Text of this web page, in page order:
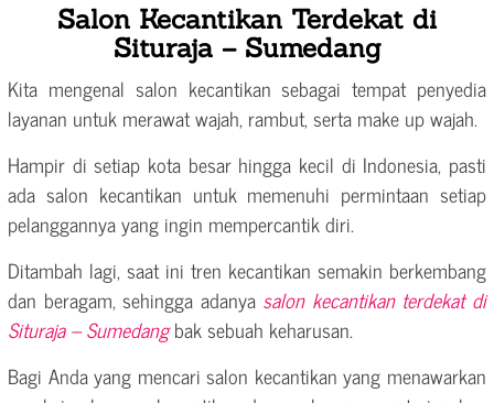
Salon Kecantikan Terdekat di
Situraja – Sumedang
Kita mengenal salon kecantikan sebagai tempat penyedia
layanan untuk merawat wajah, rambut, serta make up wajah.
Hampir di setiap kota besar hingga kecil di Indonesia, pasti
ada salon kecantikan untuk memenuhi permintaan setiap
pelanggannya yang ingin mempercantik diri.
Ditambah lagi, saat ini tren kecantikan semakin berkembang
dan beragam, sehingga adanya salon kecantikan terdekat di
Situraja – Sumedangbak sebuah keharusan.
Bagi Anda yang mencari salon kecantikan yang menawarkan